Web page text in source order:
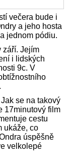
večera bude i
a jeho hosta
jednom pódiu.
září. Jejím
i lidských
9c. V
se na takový
17minutový film
cestu
ukáže, co
úspěšně
velkolepé